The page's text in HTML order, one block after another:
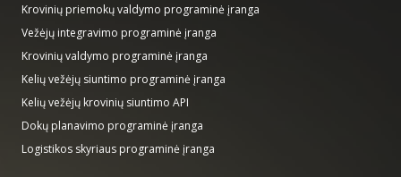
Krovinių priemokų valdymo programinė įranga
Vežėjų integravimo programinė įranga
Krovinių valdymo programinė įranga
Kelių vežėjų siuntimo programinė įranga
Kelių vežėjų krovinių siuntimo API
Dokų planavimo programinė įranga
Logistikos skyriaus programinė įranga